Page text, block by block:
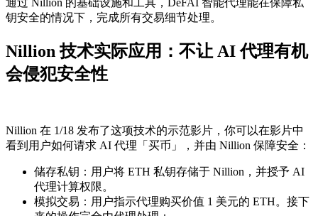
通过 Nillion 的基础设施和工具，DeFAI 智能代理能在保障私
钥安全的情况下，完成所有交易细节处理。
Nillion 技术实际应用：不让 AI 代理有机
会侵犯安全性
Nillion 在 1/18 发布了这项技术的示范影片，你可以在影片中
看到用户如何请求 AI 代理「买币」，并由 Nillion 保障安全：
储存私钥：用户将 ETH 私钥存储于 Nillion，并授予 AI
代理计算权限。
模拟交易：用户指示代理购买价值 1 美元的 ETH。接下